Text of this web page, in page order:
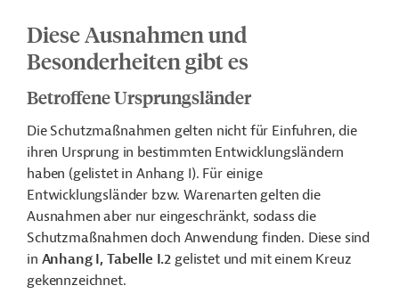
Diese Ausnahmen und
Besonderheiten gibt es
Betroffene Ursprungsländer
Die Schutzmaßnahmen gelten nicht für Einfuhren, die
ihren Ursprung in bestimmten Entwicklungsländern
haben (gelistet in Anhang I). Für einige
Entwicklungsländer bzw. Warenarten gelten die
Ausnahmen aber nur eingeschränkt, sodass die
Schutzmaßnahmen doch Anwendung finden. Diese sind
in Anhang I, Tabelle I.2 gelistet und mit einem Kreuz
gekennzeichnet.